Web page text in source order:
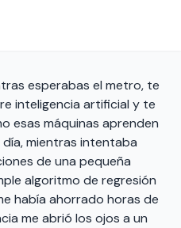
esperabas el metro, te
inteligencia artificial y te
esas máquinas aprenden
día, mientras intentaba
de una pequeña
algoritmo de regresión
había ahorrado horas de
me abrió los ojos a un